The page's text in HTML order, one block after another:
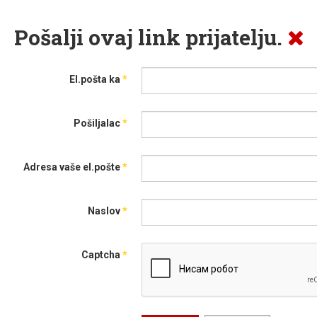
Pošalji ovaj link prijatelju.
El.pošta ka *
Pošiljalac*
Adresa vaše el.pošte*
Naslov*
Captcha *